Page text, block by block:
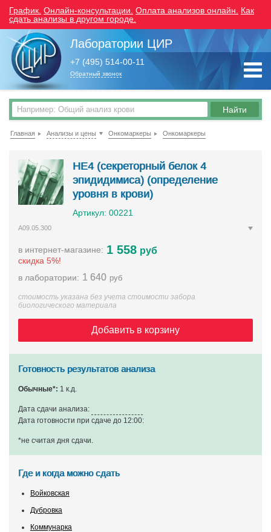
График. Онлайн-консультации. Оплата анализов онлайн.
Как
сдать анализы в другом городе.
Лаборатории ЦИР
+7 (495) 514-00-11
Обратный звонок
Главная Анализы и цены Онкомаркеры Онкомаркеры
HE4 (секреторный белок 4
эпидидимиса) (определение
уровня в крови)
Артикул: 00221
A09.05.300
в интернет-магазине:
скидка 5%!
1 558 руб
в лаборатории: 1 640 руб
стоимость указана без учета стоимости забора
биологического материала
Добавить в корзину
Готовность результатов анализа
Обычные*: 1 к.д.
Дата сдачи анализа:
Дата готовности при сдаче до 12:00:
*не считая дня сдачи.
Где и когда можно сдать
Войковская
Дубровка
Коммунарка